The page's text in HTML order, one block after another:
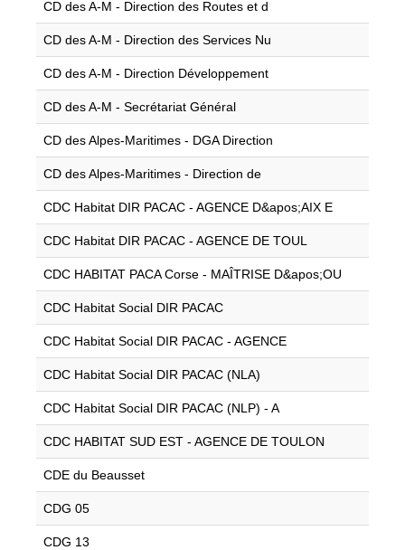
CD des A-M - Direction des Routes et d
CD des A-M - Direction des Services Nu
CD des A-M - Direction Développement
CD des A-M - Secrétariat Général
CD des Alpes-Maritimes - DGA Direction
CD des Alpes-Maritimes - Direction de
CDC Habitat DIR PACAC - AGENCE D&apos;AIX E
CDC Habitat DIR PACAC - AGENCE DE TOUL
CDC HABITAT PACA Corse - MAÎTRISE D&apos;OU
CDC Habitat Social DIR PACAC
CDC Habitat Social DIR PACAC - AGENCE
CDC Habitat Social DIR PACAC (NLA)
CDC Habitat Social DIR PACAC (NLP) - A
CDC HABITAT SUD EST - AGENCE DE TOULON
CDE du Beausset
CDG 05
CDG 13